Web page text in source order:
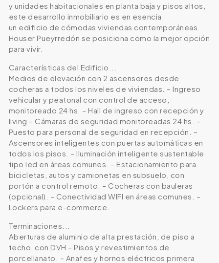
y unidades habitacionales en planta baja y pisos altos,
este desarrollo inmobiliario es en esencia
un edificio de cómodas viviendas contemporáneas.
Houser Pueyrredón se posiciona como la mejor opción
para vivir.
Características del Edificio...
Medios de elevación con 2 ascensores desde
cocheras a todos los niveles de viviendas. – Ingreso
vehicular y peatonal con control de acceso,
monitoreado 24 hs. – Hall de ingreso con recepción y
living – Cámaras de seguridad monitoreadas 24 hs. –
Puesto para personal de seguridad en recepción. –
Ascensores inteligentes con puertas automáticas en
todos los pisos. – Iluminación inteligente sustentable
tipo led en áreas comunes. – Estacionamiento para
bicicletas, autos y camionetas en subsuelo, con
portón a control remoto. – Cocheras con bauleras
(opcional). – Conectividad WIFI en áreas comunes. –
Lockers para e-commerce.
Terminaciones...
Aberturas de aluminio de alta prestación, de piso a
techo, con DVH – Pisos y revestimientos de
porcellanato. – Anafes y hornos eléctricos primera